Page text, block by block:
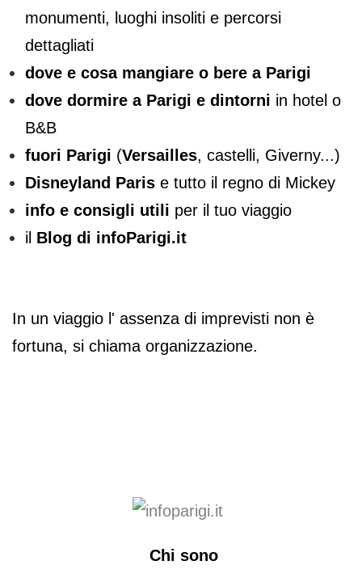
monumenti, luoghi insoliti e percorsi
dettagliati
dove e cosa mangiare o bere a Parigi
dove dormire a Parigi e dintorni in hotel o
B&B
fuori Parigi (Versailles, castelli, Giverny...)
Disneyland Paris e tutto il regno di Mickey
info e consigli utili per il tuo viaggio
il Blog di infoParigi.it
In un viaggio l' assenza di imprevisti non è
fortuna, si chiama organizzazione.
Chi sono